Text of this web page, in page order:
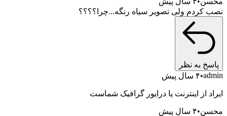
ولی تصویر سیاه رنگه...چرا؟؟؟؟
به نظر
۴ سال پیش
از اینترنت یا درایور گرافیک شماست
۴ سال پیش